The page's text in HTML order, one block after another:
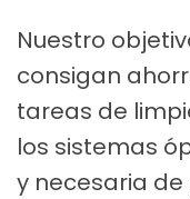
Nuestro
consigan
tareas de
los sistemas
y necesaria